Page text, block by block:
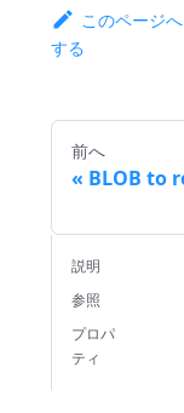
このページ
する
前へ
BLOB to
説明
参照
プロパ
ティ